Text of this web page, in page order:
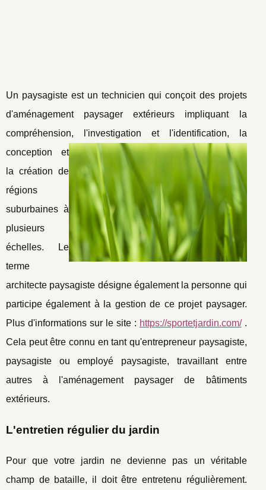
Un paysagiste est un technicien qui conçoit des projets
d'aménagement paysager extérieurs impliquant la
compréhension, l'investigation et l'identification, la
conception et
la création de
régions
suburbaines à
plusieurs
échelles. Le
terme
architecte paysagiste désigne également la personne qui
participe également à la gestion de ce projet paysager.
Plus d'informations sur le site : https://sportetjardin.com/.
Cela peut être connu en tant qu'entrepreneur paysagiste,
paysagiste ou employé paysagiste, travaillant entre
autres à l'aménagement paysager de bâtiments
extérieurs.
L'entretien régulier du jardin
Pour que votre jardin ne devienne pas un véritable
champ de bataille, il doit être entretenu régulièrement.